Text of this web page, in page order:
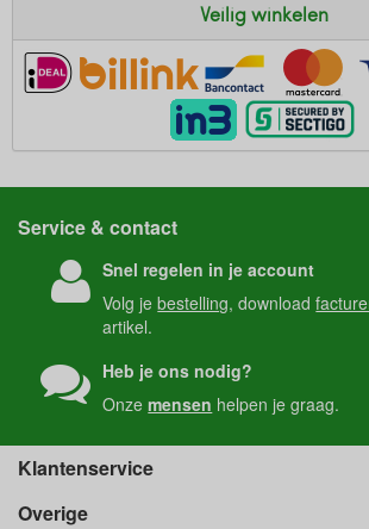
Veilig winkelen
Service & contact
Snel regelen in je account
Volg jebestelling, download
artikel.
Heb je ons nodig?
Onzemensen helpen je graag.
Klantenservice
Overige